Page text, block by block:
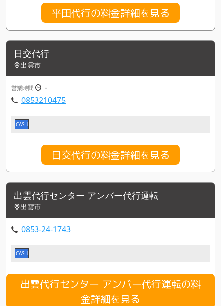
平田代行の料金詳細を見る
日交代行
出雲市
営業時間
-
0853210475
CASH
日交代行の料金詳細を見る
出雲代行センター アンバー代行運転
出雲市
0853-24-1743
CASH
出雲代行センター アンバー代行運転の料
金詳細を見る